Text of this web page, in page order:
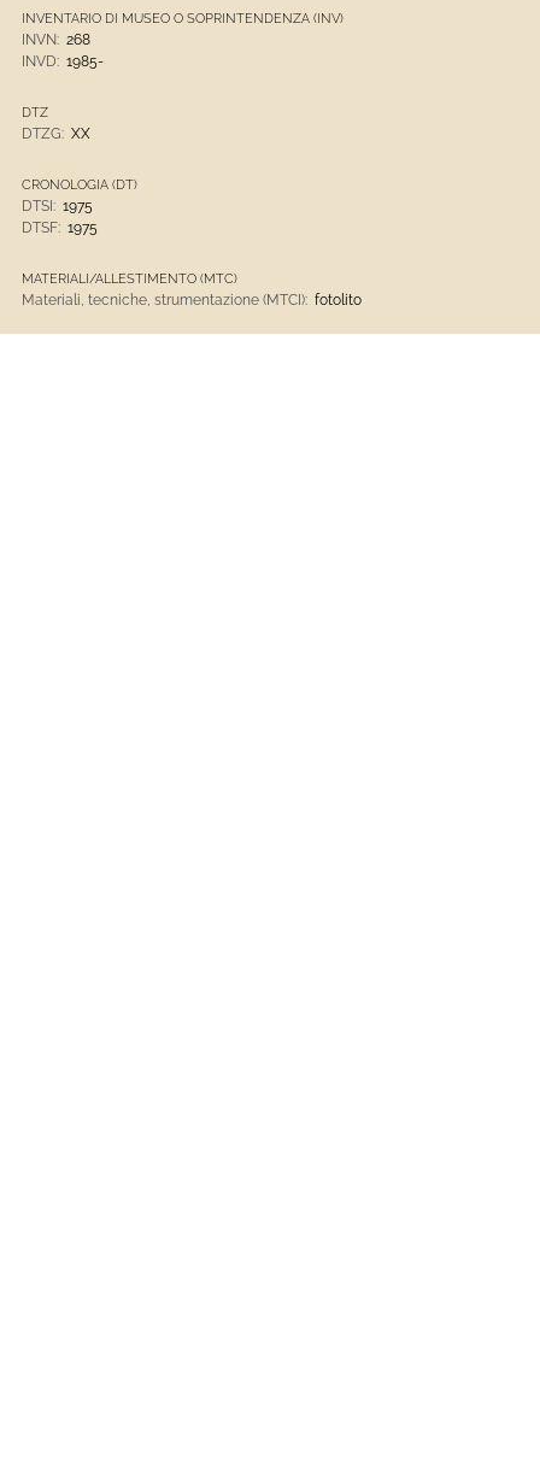
INVENTARIO DI MUSEO O SOPRINTENDENZA (INV)
INVN: 268
INVD: 1985-
DTZ
DTZG: XX
CRONOLOGIA (DT)
DTSI: 1975
DTSF: 1975
MATERIALI/ALLESTIMENTO (MTC)
Materiali, tecniche, strumentazione (MTCI): fotolito